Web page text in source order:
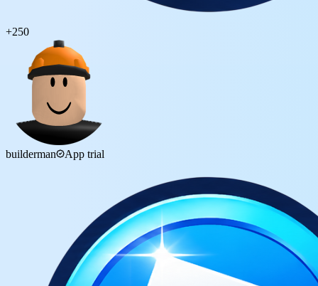
+250
builderman App trial